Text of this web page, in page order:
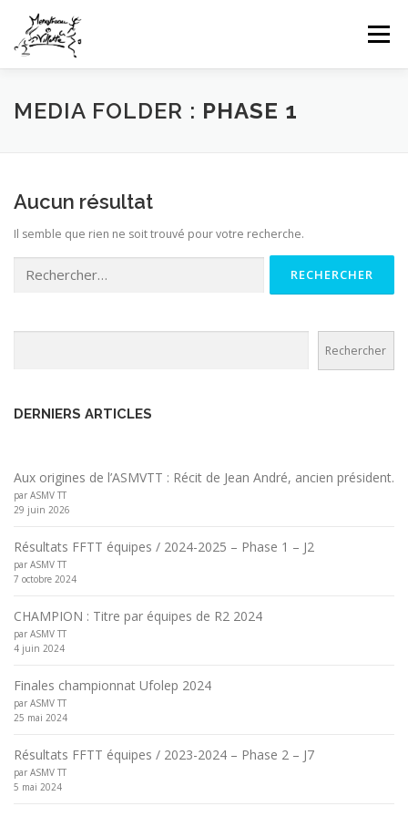
contenu
Menu
HOME INFOS CLUB GALERIES PHOTOS
CONTACT CONNEXION
MEDIA FOLDER : PHASE 1
Aucun résultat
Il semble que rien ne soit trouvé pour votre recherche.
Rechercher
DERNIERS ARTICLES
Aux origines de l’ASMVTT : Récit de Jean André, ancien président.
par ASMV TT
29 juin 2026
Résultats FFTT équipes / 2024-2025 – Phase 1 – J2
par ASMV TT
7 octobre 2024
CHAMPION : Titre par équipes de R2 2024
par ASMV TT
4 juin 2024
Finales championnat Ufolep 2024
par ASMV TT
25 mai 2024
Résultats FFTT équipes / 2023-2024 – Phase 2 – J7
par ASMV TT
5 mai 2024